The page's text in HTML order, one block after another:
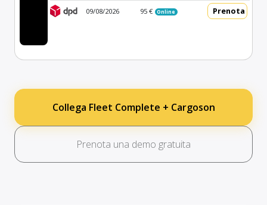
09/08/2026 95 € Online Prenota
Collega Fleet Complete + Cargoson
Prenota una demo gratuita